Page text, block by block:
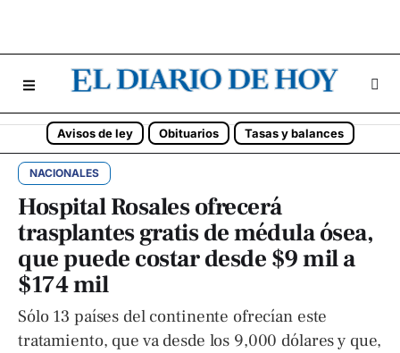
Avisos de ley Obituarios Tasas y balances
NACIONALES
Hospital Rosales ofrecerá
trasplantes gratis de médula ósea,
que puede costar desde $9 mil a
$174 mil
Sólo 13 países del continente ofrecían este
tratamiento, que va desde los 9,000 dólares y que,